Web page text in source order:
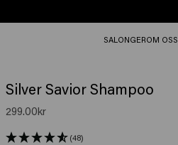
SALONGEROM OSS
Silver Savior Shampoo
299.00kr
(48)